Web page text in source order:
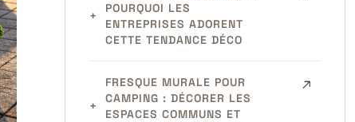
POURQUOI LES
ENTREPRISES ADORENT
CETTE TENDANCE DÉCO
FRESQUE MURALE POUR
CAMPING : DÉCORER LES
ESPACES COMMUNS ET